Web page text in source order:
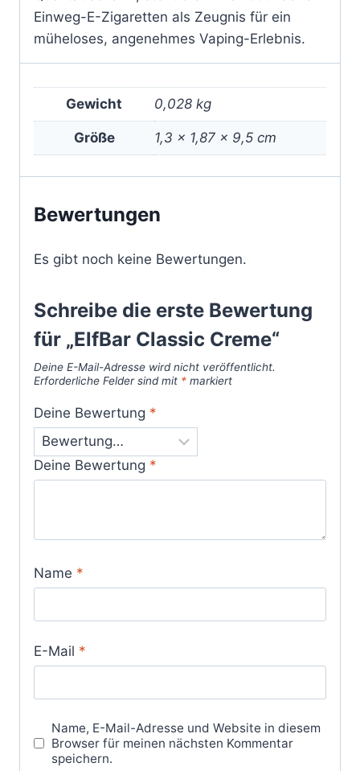
Einweg-E-Zigaretten als Zeugnis für ein
müheloses, angenehmes Vaping-Erlebnis.
Gewicht 0,028 kg
Größe 1,3 × 1,87 × 9,5 cm
Bewertungen
Es gibt noch keine Bewertungen.
Schreibe die erste Bewertung
für „ElfBar Classic Creme“
Deine E-Mail-Adresse wird nicht veröffentlicht.
Erforderliche Felder sind mit * markiert
Deine Bewertung *
Deine Bewertung *
Name *
E-Mail *
Name, E-Mail-Adresse und Website in diesem
Browser für meinen nächsten Kommentar
speichern.